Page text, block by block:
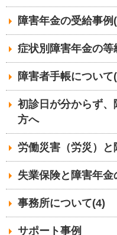
障害年金の受給事例
症状別障害年金の等
障害者手帳について
初診日が分からず
方へ
労働災害（労災）
失業保険と障害年金
事務所について(4)
サポート事例